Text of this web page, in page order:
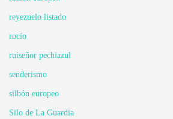
reyezuelo listado
rocío
ruiseñor pechiazul
senderismo
silbón europeo
Silo de La Guardia